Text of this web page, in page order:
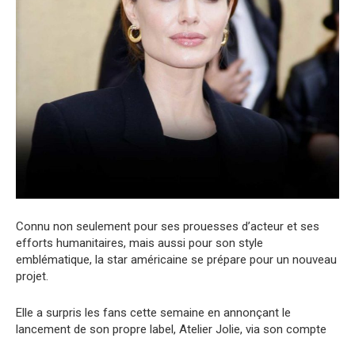
Connu non seulement pour ses prouesses d’acteur et ses
efforts humanitaires, mais aussi pour son style
emblématique, la star américaine se prépare pour un nouveau
projet.
Elle a surpris les fans cette semaine en annonçant le
lancement de son propre label, Atelier Jolie, via son compte